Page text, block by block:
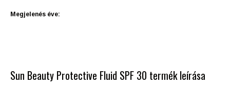
Megjelenés éve:
Sun Beauty Protective Fluid SPF 30 termék leírása